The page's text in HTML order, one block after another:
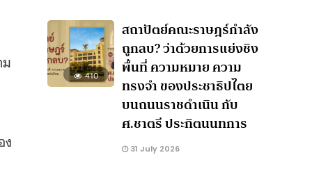
ง
410
สถาปัตย์คณะราษฎร์กำลัง
ถูกลบ? ว่าด้วยการแย่งชิง
พื้นที่ ความหมาย ความ
ทรงจำ ของประชาธิปไตย
บนถนนราชดำเนิน กับ
ศ.ชาตรี ประกิตนนทการ
31 July 2026